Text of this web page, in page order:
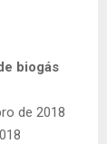
biogás
de 2018